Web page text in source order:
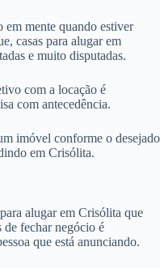
em mente quando estiver
casas para alugar em
e muito disputadas.
com a locação é
com antecedência.
imóvel conforme o desejado
em Crisólita.
alugar em Crisólita que
de fechar negócio é
que está anunciando.